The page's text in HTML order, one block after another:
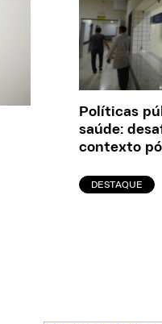
Políticas
saúde:
contexto
DESTAQUE